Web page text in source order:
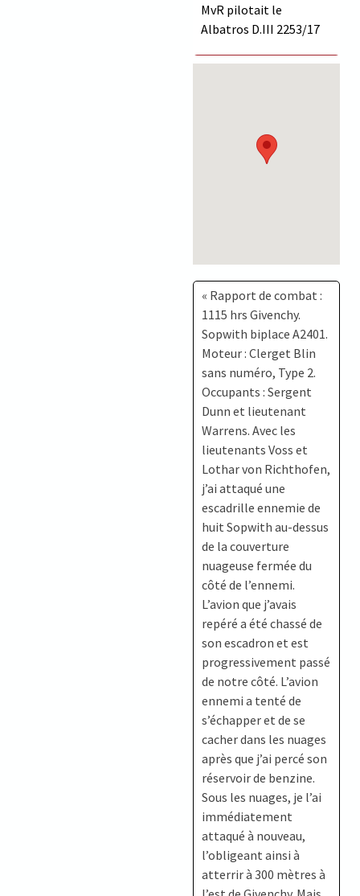
MvR pilotait le
Albatros D.III 2253/17
« Rapport de combat :
1115 hrs Givenchy.
Sopwith biplace A2401.
Moteur : Clerget Blin
sans numéro, Type 2.
Occupants : Sergent
Dunn et lieutenant
Warrens. Avec les
lieutenants Voss et
Lothar von Richthofen,
j’ai attaqué une
escadrille ennemie de
huit Sopwith au-dessus
de la couverture
nuageuse fermée du
côté de l’ennemi.
L’avion que j’avais
repéré a été chassé de
son escadron et est
progressivement passé
de notre côté. L’avion
ennemi a tenté de
s’échapper et de se
cacher dans les nuages
après que j’ai percé son
réservoir de benzine.
Sous les nuages, je l’ai
immédiatement
attaqué à nouveau,
l’obligeant ainsi à
atterrir à 300 mètres à